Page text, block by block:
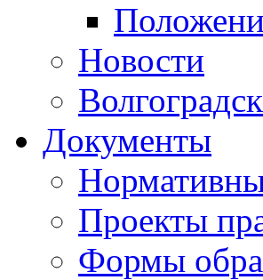
Новости
Документы
Проекты
Формы